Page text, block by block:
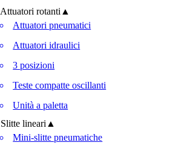
Attuatori rotanti ▲
Attuatori pneumatici
Attuatori idraulici
3 posizioni
Teste compatte oscillanti
Unità a paletta
Slitte lineari ▲
Mini-slitte pneumatiche